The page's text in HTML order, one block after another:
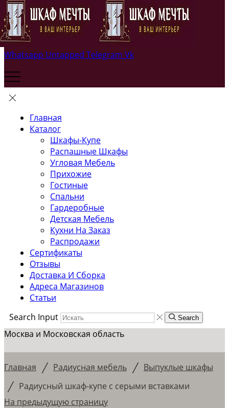
Whatsapp Untapped Telegram Vk
Главная
Каталог
Шкафы-Купе
Распашные Шкафы
Угловая Мебель
Прихожие
Гостиные
Спальни
Гардеробные
Детская Мебель
Кухни На Заказ
Распродажи
Сертификаты
Отзывы
Доставка И Сборка
Адреса Магазинов
Статьи
Search Input
Search
Москва и Московская область
Главная / Радиусная мебель / Выпуклые шкафы
/ Радиусный шкаф-купе с серыми вставками
На предыдущую страницу